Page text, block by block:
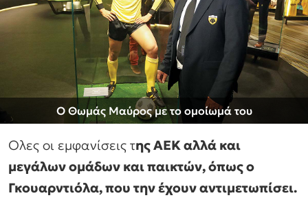
Ο Θωμάς Μαύρος με το ομοίωμά του
Ολες οι εμφανίσεις της ΑΕΚ αλλά και
μεγάλων ομάδων και παικτών, όπως ο
Γκουαρντιόλα, που την έχουν αντιμετωπίσει.